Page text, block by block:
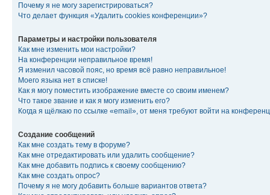
Почему я не могу зарегистрироваться?
Что делает функция «Удалить cookies конференции»?
Параметры и настройки пользователя
Как мне изменить мои настройки?
На конференции неправильное время!
Я изменил часовой пояс, но время всё равно неправильное!
Моего языка нет в списке!
Как я могу поместить изображение вместе со своим именем?
Что такое звание и как я могу изменить его?
Когда я щёлкаю по ссылке «email», от меня требуют войти на
Создание сообщений
Как мне создать тему в форуме?
Как мне отредактировать или удалить сообщение?
Как мне добавить подпись к своему сообщению?
Как мне создать опрос?
Почему я не могу добавить больше вариантов ответа?